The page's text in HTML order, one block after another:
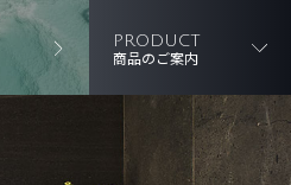
PRODUCT
商品のご案内